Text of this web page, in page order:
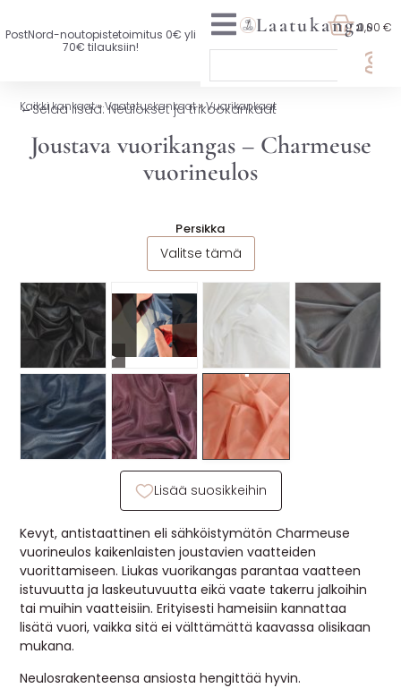
PostNord-noutopistetoimitus 0€ yli
70€ tilauksiin!
UUTTA VALIKOIMASSA
KAIKKI KANKAAT
SISUSTUSKANKAAT
YLEISKANKAAT
LISENSOIDUT KANKAAT
KANKAAT A-Ö
MUUT
🔖 OUTLET
OHJEITA
USEIN KYSYTTYÄ
OTA YHTEYTTÄ
Laatukangas0,00 €
Kaikki kankaat»Vaatetuskankaat»Vuorikankaat
←Selaa lisää: Neulokset ja trikookankaat
Joustava vuorikangas – Charmeuse
vuorineulos
Kevyt, antistaattinen eli sähköistymätön Charmeuse
vuorineulos kaikenlaisten joustavien vaatteiden
vuorittamiseen. Liukas vuorikangas parantaa vaatteen
istuvuutta ja laskeutuvuutta eikä vaate takerru jalkoihin
tai muihin vaatteisiin. Erityisesti hameisiin kannattaa
lisätä vuori, vaikka sitä ei välttämättä kaavassa olisikaan
mukana.
Neulosrakenteensa ansiosta hengittää hyvin.
Persikka
Valitse tämä
▶
Lisää suosikkeihin